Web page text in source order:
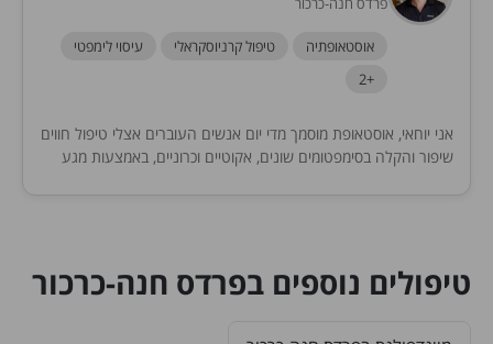
אוסטאופתיה טיפול קרניוסקראלי
עיסוי לימפטי
+2
אני יוחאי, אוסטאופת מוסמך מדי יום אנשים העוברים אצלי טיפול חווים
שיפור והקלה בסימפטומים שונים, אקוטיים וכרוניים, באמצעות מגע
טיפולים נוספים בפרדס חנה-כרכור